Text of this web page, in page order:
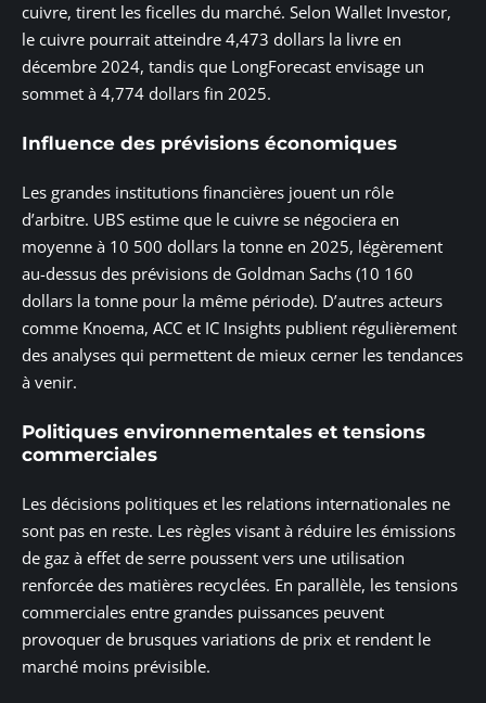
cuivre, tirent les ficelles du marché. Selon Wallet Investor,
le cuivre pourrait atteindre 4,473 dollars la livre en
décembre 2024, tandis que LongForecast envisage un
sommet à 4,774 dollars fin 2025.
Influence des prévisions économiques
Les grandes institutions financières jouent un rôle
d’arbitre. UBS estime que le cuivre se négociera en
moyenne à 10 500 dollars la tonne en 2025, légèrement
au-dessus des prévisions de Goldman Sachs (10 160
dollars la tonne pour la même période). D’autres acteurs
comme Knoema, ACC et IC Insights publient régulièrement
des analyses qui permettent de mieux cerner les tendances
à venir.
Politiques environnementales et tensions
commerciales
Les décisions politiques et les relations internationales ne
sont pas en reste. Les règles visant à réduire les émissions
de gaz à effet de serre poussent vers une utilisation
renforcée des matières recyclées. En parallèle, les tensions
commerciales entre grandes puissances peuvent
provoquer de brusques variations de prix et rendent le
marché moins prévisible.